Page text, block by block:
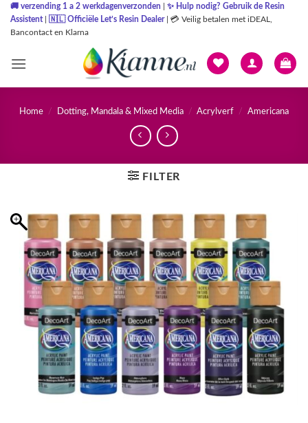
Ga
naar
🚚 verzending 1 a 2 werkdagenverzonden ✨ Hulp nodig? Gebruik de Resin
Assistent
🇳🇱Officiële Let’s Resin Dealer
💳 Veilig betalen met iDEAL,
Bancontact en Klarna
Home / Dotting, Mandala & Mixed Media / Acrylverf / Americana
FILTER